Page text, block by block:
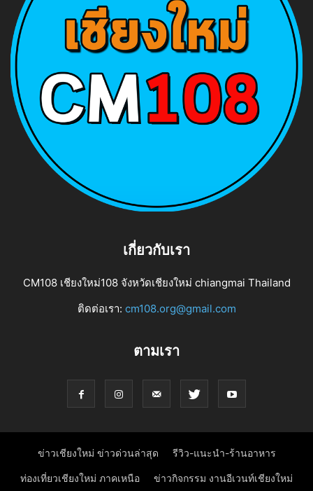
เกี่ยวกับเรา
CM108 เชียงใหม่108 จังหวัดเชียงใหม่ chiangmai Thailand
ติดต่อเรา: cm108.org@gmail.com
ตามเรา
ข่าวเชียงใหม่ ข่าวด่วนล่าสุด รีวิว-แนะนำ-ร้านอาหาร
ท่องเที่ยวเชียงใหม่ ภาคเหนือ ข่าวกิจกรรม งานอีเวนท์เชียงใหม่